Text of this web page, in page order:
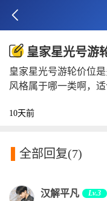

皇家星光号游
皇家星光号游轮价位
风格属于哪一类啊，适
10天前
全部回复(7)
汉解平凡 Lv.3